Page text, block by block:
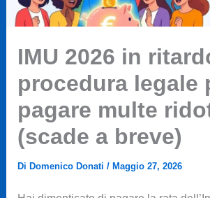
IMU 2026 in
procedura legale
pagare multe
(scade a breve)
Di Domenico Donati / Maggio 27, 2026